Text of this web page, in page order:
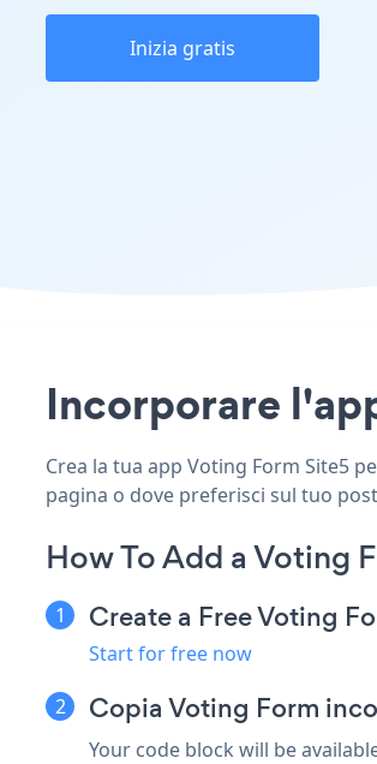
Inizia gratis
Incorporare
Crea la tua app Voting Form Site5
pagina o dove preferisci sul tuo
How To Add a Voting
Create a Free Voting
Start for free now
Copia Voting Form
Your code block will be